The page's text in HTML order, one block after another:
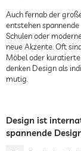
Auch fernab der
entstehen
Schulen oder
neue Akzente. Oft
Möbel oder
denken Design als
mutig.
Design ist
spannende